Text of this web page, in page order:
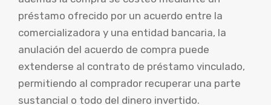
préstamo ofrecido por un acuerdo entre la
comercializadora y una entidad bancaria, la
anulación del acuerdo de compra puede
extenderse al contrato de préstamo vinculado,
permitiendo al comprador recuperar una parte
sustancial o todo del dinero invertido.